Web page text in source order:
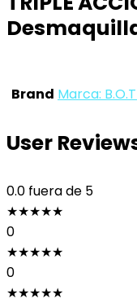
Brand Marca:
User
0.0 fuera de 5
★★★★★
0
★★★★★
0
★★★★★